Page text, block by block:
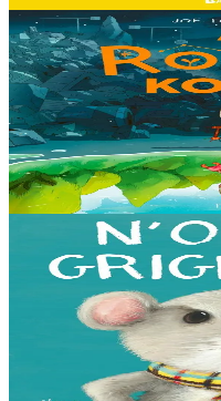
8 vloaz hag ouzhpenn
Timilenn
Ar Robot kollet
E kreiz-kreiz un toull-lastez...
deus ket soñj eus pelec’h eo
gouzout a ra n’eo...
Er stok 14,00 €
3 bloaz hag ouzhpenn
Bannoù-heol
N'on ket grignous !
E penn ar c’hoad ez eus ul
Logodennig evit bezañ
deiz en em gav gant ur